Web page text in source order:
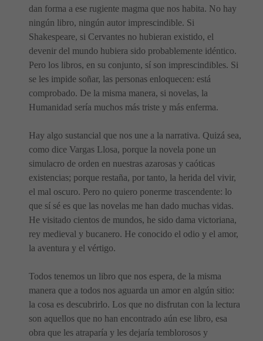
dan forma a ese rugiente magma que nos habita. No hay
ningún libro, ningún autor imprescindible. Si
Shakespeare, si Cervantes no hubieran existido, el
devenir del mundo hubiera sido probablemente idéntico.
Pero los libros, en su conjunto, sí son imprescindibles. Si
se les impide soñar, las personas enloquecen: está
comprobado. De la misma manera, si novelas, la
Humanidad sería muchos más triste y más enferma.
Hay algo sustancial que nos une a la narrativa. Quizá sea,
como dice Vargas Llosa, porque la novela pone un
simulacro de orden en nuestras azarosas y caóticas
existencias; porque restaña, por tanto, la herida del vivir,
el mal oscuro. Pero no quiero ponerme trascendente: lo
que sí sé es que las novelas me han dado muchas vidas.
He visitado cientos de mundos, he sido dama victoriana,
rey medieval y bucanero. He conocido el odio y el amor,
la aventura y el vértigo.
Todos tenemos un libro que nos espera, de la misma
manera que a todos nos aguarda un amor en algún sitio:
la cosa es descubrirlo. Los que no disfrutan con la lectura
son aquellos que no han encontrado aún ese libro, esa
obra que les atraparía y les dejaría temblorosos y